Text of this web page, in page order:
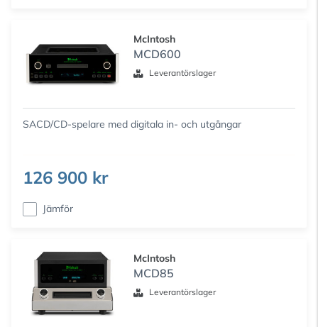
McIntosh
MCD600
Leverantörslager
SACD/CD-spelare med digitala in- och utgångar
126 900 kr
Jämför
McIntosh
MCD85
Leverantörslager